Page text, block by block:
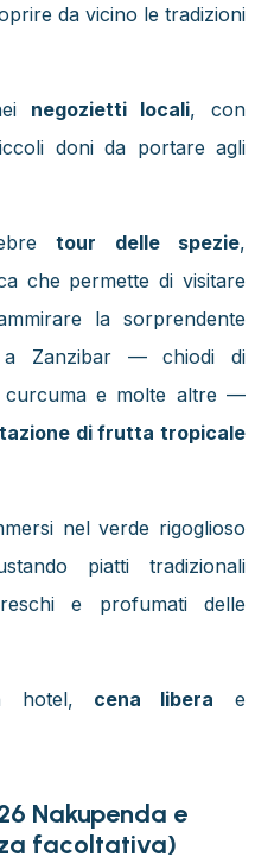
da vicino le tradizioni
negozietti locali, con
doni da portare agli
tour delle spezie,
che permette di visitare
la sorprendente
a Zanzibar — chiodi di
curcuma e molte altre —
di frutta tropicale
nel verde rigoglioso
piatti tradizionali
e profumati delle
hotel, cena libera e
Nakupenda e
facoltativa)